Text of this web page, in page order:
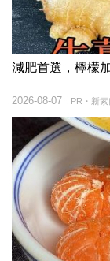
減肥首選，檸檬
PR・新素
2026-08-07